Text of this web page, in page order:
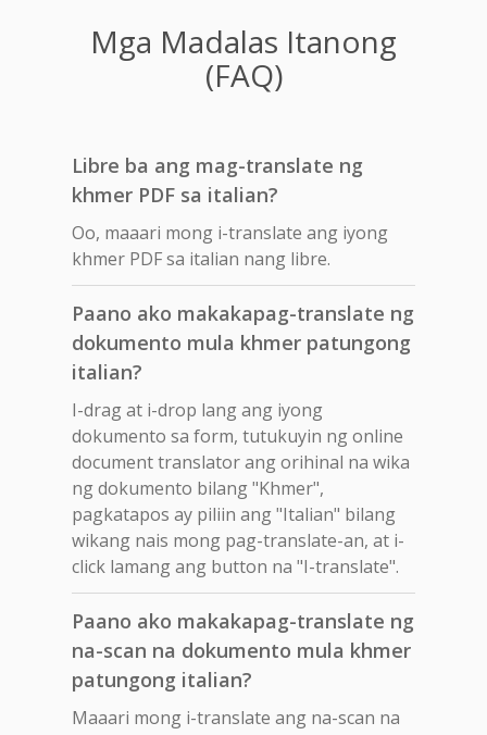
Mga Madalas Itanong
(FAQ)
Libre ba ang mag-translate ng
khmer PDF sa italian?
Oo, maaari mong i-translate ang iyong
khmer PDF sa italian nang libre.
Paano ako makakapag-translate ng
dokumento mula khmer patungong
italian?
I-drag at i-drop lang ang iyong
dokumento sa form, tutukuyin ng online
document translator ang orihinal na wika
ng dokumento bilang "Khmer",
pagkatapos ay piliin ang "Italian" bilang
wikang nais mong pag-translate-an, at i-
click lamang ang button na "I-translate".
Paano ako makakapag-translate ng
na-scan na dokumento mula khmer
patungong italian?
Maaari mong i-translate ang na-scan na